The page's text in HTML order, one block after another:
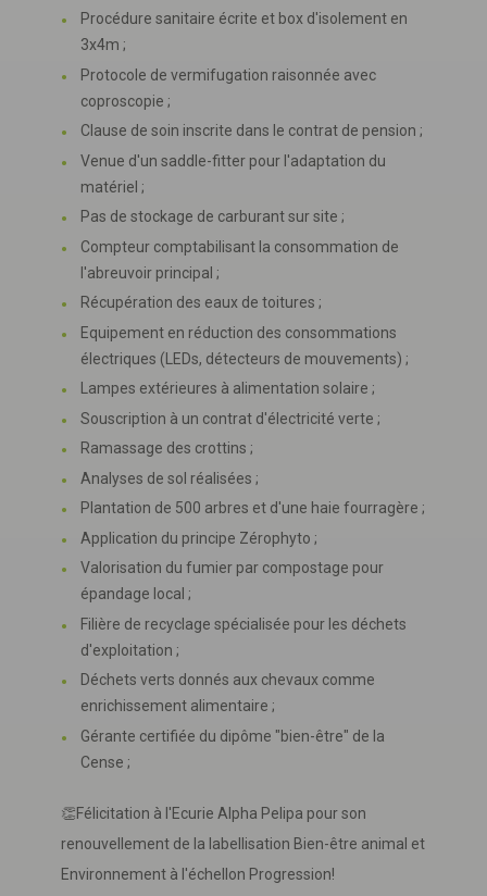
Procédure sanitaire écrite et box d'isolement en
3x4m ;
Protocole de vermifugation raisonnée avec
coproscopie ;
Clause de soin inscrite dans le contrat de pension ;
Venue d'un saddle-fitter pour l'adaptation du
matériel ;
Pas de stockage de carburant sur site ;
Compteur comptabilisant la consommation de
l'abreuvoir principal ;
Récupération des eaux de toitures ;
Equipement en réduction des consommations
électriques (LEDs, détecteurs de mouvements) ;
Lampes extérieures à alimentation solaire ;
Souscription à un contrat d'électricité verte ;
Ramassage des crottins ;
Analyses de sol réalisées ;
Plantation de 500 arbres et d'une haie fourragère ;
Application du principe Zérophyto ;
Valorisation du fumier par compostage pour
épandage local ;
Filière de recyclage spécialisée pour les déchets
d'exploitation ;
Déchets verts donnés aux chevaux comme
enrichissement alimentaire ;
Gérante certifiée du dipôme "bien-être" de la
Cense ;
👏Félicitation à l'Ecurie Alpha Pelipa pour son
renouvellement de la labellisation Bien-être animal et
Environnement à l'échellon Progression!